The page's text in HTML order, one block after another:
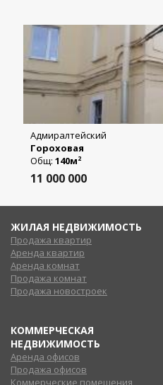
Адмиралтейский
Гороховая
Общ: 140м2
11 000 000
ЖИЛАЯ НЕДВИЖИМОСТЬ
Продажа квартир
Аренда квартир
Аренда комнат
Продажа комнат
Продажа новостроек
КОММЕРЧЕСКАЯ
НЕДВИЖИМОСТЬ
Аренда офисов
Продажа офисов
Коммерческие помещения